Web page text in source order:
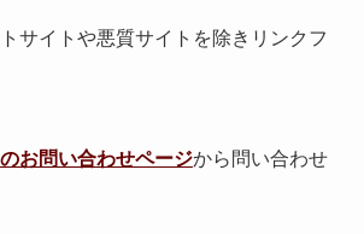
サイトや悪質サイトを除きリンクフ
お問い合わせページから問い合わせ